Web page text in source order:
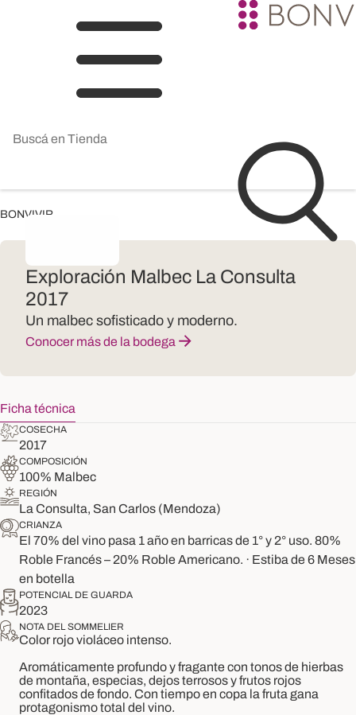
BONVIVIR
Exploración Malbec La Consulta
2017
Un malbec sofisticado y moderno.
Conocer más de la bodega
Ficha técnica
COSECHA
2017
COMPOSICIÓN
100% Malbec
REGIÓN
La Consulta, San Carlos (Mendoza)
CRIANZA
El 70% del vino pasa 1 año en barricas de 1° y 2° uso. 80%
Roble Francés – 20% Roble Americano. · Estiba de 6 Meses
en botella
POTENCIAL DE GUARDA
2023
NOTA DEL SOMMELIER
Color rojo violáceo intenso.
Aromáticamente profundo y fragante con tonos de hierbas
de montaña, especias, dejos terrosos y frutos rojos
confitados de fondo. Con tiempo en copa la fruta gana
protagonismo total del vino.